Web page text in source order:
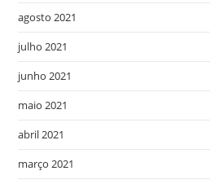
agosto 2021
julho 2021
junho 2021
maio 2021
abril 2021
março 2021